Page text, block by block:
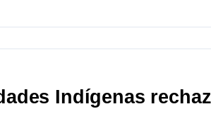
Indígenas